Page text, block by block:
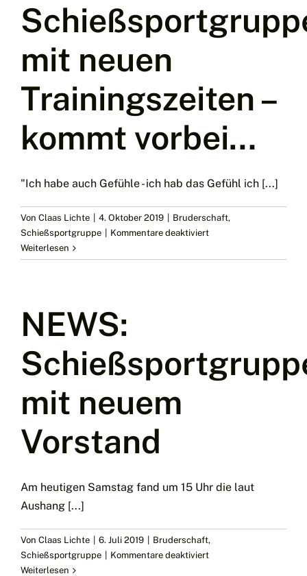
mit neuen
Trainingszeiten –
kommt vorbei…
"Ich habe auch Gefühle - ich hab das Gefühl ich [...]
Von Claas Lichte 4. Oktober 2019 Bruderschaft,
Schießsportgruppe
Kommentare deaktiviertfür
mit
Weiterlesen
NEWS:
mit neuem
Vorstand
Am heutigen Samstag fand um 15 Uhr die laut
Aushang [...]
Von Claas Lichte 6. Juli 2019 Bruderschaft,
Schießsportgruppe
Kommentare deaktiviertfür
Weiterlesen